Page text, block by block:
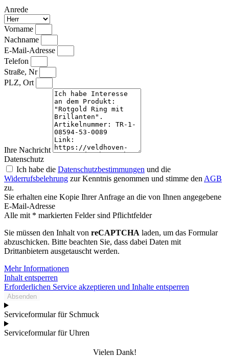
Anrede
Vorname
Nachname
E-Mail-Adresse
Telefon
Straße, Nr
PLZ, Ort
Ihre Nachricht
Datenschutz
Ich habe die Datenschutzbestimmungen und die
Widerrufsbelehrung zur Kenntnis genommen und stimme den AGB
zu.
Sie erhalten eine Kopie Ihrer Anfrage an die von Ihnen angegebene
E-Mail-Adresse
Alle mit * markierten Felder sind Pflichtfelder
Sie müssen den Inhalt von reCAPTCHA laden, um das Formular
abzuschicken. Bitte beachten Sie, dass dabei Daten mit
Drittanbietern ausgetauscht werden.
Mehr Informationen
Inhalt entsperren
Erforderlichen Service akzeptieren und Inhalte entsperren
Absenden
Serviceformular für Schmuck
Serviceformular für Uhren
Vielen Dank!